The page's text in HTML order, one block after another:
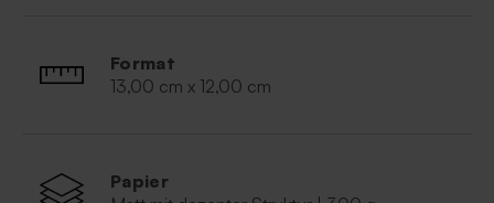
Format
13,00 cm x 12,00 cm
Papier